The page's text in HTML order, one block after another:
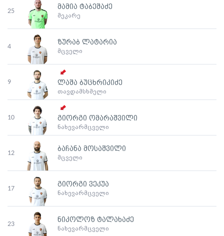
25
მამია ტაბეშაძე
მეკარე
4
ზურაბ ლატარია
მცველი
9 ლაშა ბუცხრიკიძე
თავდამსხმელი
10 გიორგი ომარაშვილი
ნახევარმცველი
12
ბაჩანა მოსაშვილი
მცველი
17
გიორგი ვეკუა
ნახევარმცველი
23
ნიკოლოზ ტალახაძე
ნახევარმცველი